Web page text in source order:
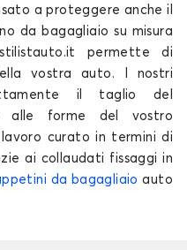
156
ROMEO 156
a proteggere anche il
da bagagliaio su misura
permette di
vostra auto. I nostri
il taglio del
alle forme del vostro
curato in termini di
ai collaudati fissaggi in
da bagagliaio auto